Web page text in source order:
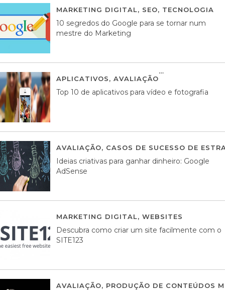
MARKETING DIGITAL, SEO, TECNOLOGIA
10 segredos do Google para se tornar num
mestre do Marketing
APLICATIVOS, AVALIAÇÃO
Top 10 de aplicativos para vídeo e fotografia
AVALIAÇÃO, CASOS DE SUCESSO DE
Ideias criativas para ganhar dinheiro: Google
AdSense
MARKETING DIGITAL, WEBSITES
Descubra como criar um site facilmente com o
SITE123
AVALIAÇÃO, PRODUÇÃO DE CONTEÚDOS